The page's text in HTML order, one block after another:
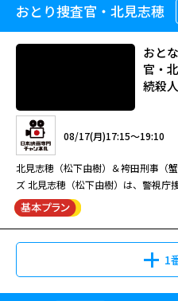
おとり捜査官・北見志穂
おと
官・
続殺
08/17(月)17:15～19:10
北見志穂（松下由樹）＆袴田刑事（
ズ 北見志穂（松下由樹）は、警視庁捜査一課の刑事。自ら「おとり」とな
って事件の渦中に飛び込み、同僚の
ら、数々の難事件を解決してきた。
社員・矢口冴子（須藤理彩）だと名
かけた。「大手警備会社が人材を捜
1